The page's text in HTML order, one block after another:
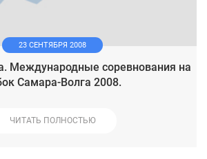
23 СЕНТЯБРЯ 2008
Международные соревнования на
Самара-Волга 2008.
ЧИТАТЬ ПОЛНОСТЬЮ